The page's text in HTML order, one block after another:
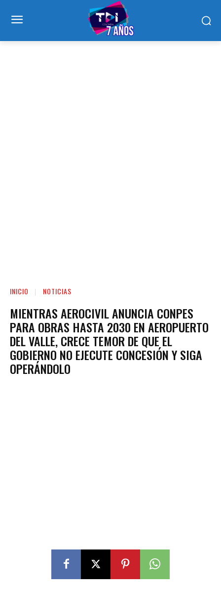
INICIO NOTICIAS
MIENTRAS AEROCIVIL ANUNCIA CONPES
PARA OBRAS HASTA 2030 EN AEROPUERTO
DEL VALLE, CRECE TEMOR DE QUE EL
GOBIERNO NO EJECUTE CONCESIÓN Y SIGA
OPERÁNDOLO